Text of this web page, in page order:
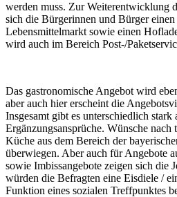
werden muss. Zur Weiterentwicklung
sich die Bürgerinnen und Bürger einen
Lebensmittelmarkt sowie einen
wird auch im Bereich Post-/
Das gastronomische Angebot wird
aber auch hier erscheint die
Insgesamt gibt es unterschiedlich stark
Ergänzungsansprüche. Wünsche
Küche aus dem Bereich der
überwiegen. Aber auch für Angebote
sowie Imbissangebote zeigen sich die
würden die Befragten eine Eisdiele /
Funktion eines sozialen Treffpunktes